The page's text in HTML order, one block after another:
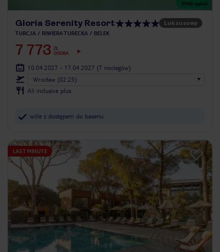
5940 opinii
Gloria Serenity Resort Luksusowy
TURCJA RIWIERA TURECKA BELEK
7 773 ZŁ
OSOBA
10.04.2027 - 17.04.2027 (7 noclegów)
Wrocław (02:25)
All inclusive plus
wille z dostępem do basenu
LAST MINUTE